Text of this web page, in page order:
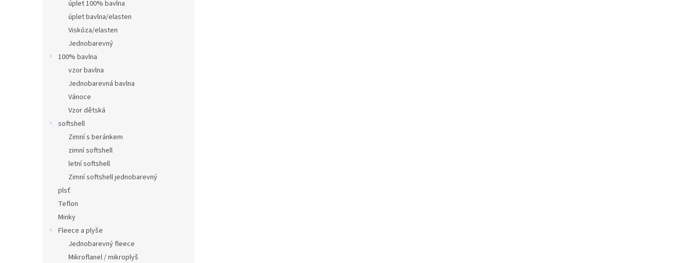
úplet 100% bavlna
úplet bavlna/elasten
Viskóza/elasten
Jednobarevný
100% bavlna
vzor bavlna
Jednobarevná bavlna
Vánoce
Vzor dětská
softshell
Zimní s beránkem
zimní softshell
letní softshell
Zimní softshell jednobarevný
plsť
Teflon
Minky
Fleece a plyše
Jednobarevný fleece
Mikroflanel / mikroplyš